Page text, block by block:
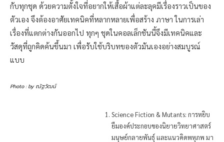
กับทุกชุด ด้วยความตั้งใจที่อยากให้เสื้อผ้าแต่ละลุคมีเรื่องราวเป็นของ
ตัวเอง จึงต้องอาศัยเทคนิคที่หลากหลายเพื่อสร้าง ภาษา ในการเล่า
เรื่องที่แตกต่างกันออกไป ทุกๆ ชุดในคอลเล็กชันนี้จึงมีเทคนิคและ
วัสดุที่ถูกคิดค้นขึ้นมา เพื่อรับใช้บริบทของตัวมันเองอย่างสมบูรณ์
แบบ
Photo : by ณัฐวัฒน์
Science Fiction & Mutants: การหยิบ
ยืมองค์ประกอบของนิยายวิทยาศาสตร์
มนุษย์กลายพันธุ์ และแนวคิดพหุภพ มา